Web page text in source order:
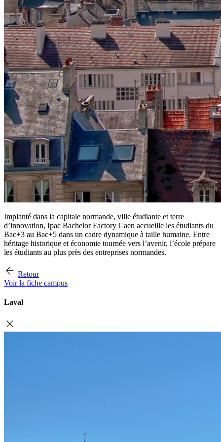
Implanté dans la capitale normande, ville étudiante et terre
d’innovation, Ipac Bachelor Factory Caen accueille les étudiants du
Bac+3 au Bac+5 dans un cadre dynamique à taille humaine. Entre
héritage historique et économie tournée vers l’avenir, l’école prépare
les étudiants au plus près des entreprises normandes.
Retour
Voir la fiche campus
Laval